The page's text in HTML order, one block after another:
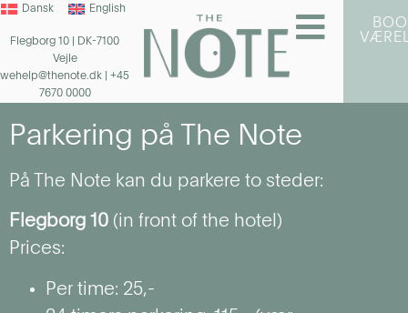
Dansk English
Flegborg 10 | DK-7100
Vejle
wehelp@thenote.dk | +45
7670 0000
Parkering på The Note
På The Note kan du parkere to steder:
Flegborg 10 (in front of the hotel)
Prices:
Per time: 25,-